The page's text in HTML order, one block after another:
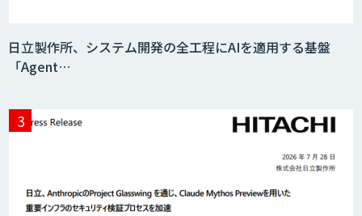
日立製作所、システム開発の全工程にAIを適用する基盤
「Agent…